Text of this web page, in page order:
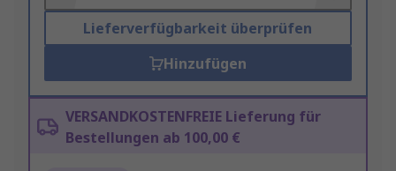
Lieferverfügbarkeit überprüfen
Hinzufügen
VERSANDKOSTENFREIE Lieferung für
Bestellungen ab 100,00 €